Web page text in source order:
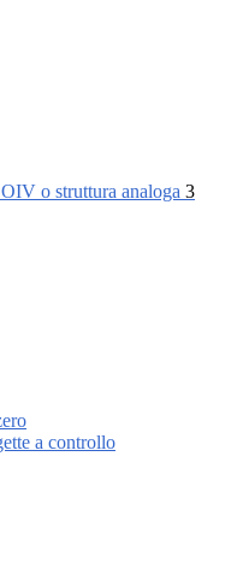
o struttura analoga 3
a controllo